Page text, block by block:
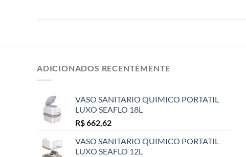
ADICIONADOS RECENTEMENTE
VASO SANITARIO QUIMICO PORTATIL
LUXO SEAFLO 18L
R$662,62
VASO SANITARIO QUIMICO PORTATIL
LUXO SEAFLO 12L